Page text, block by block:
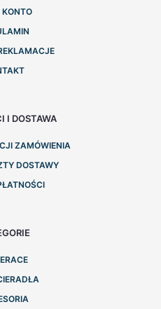
KONTO
I DOSTAWA
ZAMÓWIENIA
DOSTAWY